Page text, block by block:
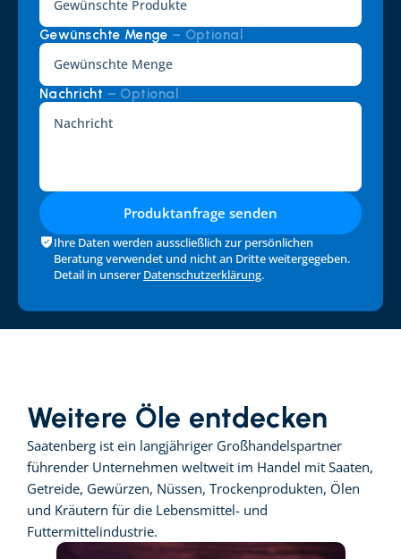
Gewünschte Menge – Optional
Nachricht – Optional
Produktanfrage senden
Ihre Daten werden ausscließlich zur persönlichen
Beratung verwendet und nicht an Dritte weitergegeben.
Detail in unserer Datenschutzerklärung.
Weitere Öle entdecken
Saatenberg ist ein langjähriger Großhandelspartner
führender Unternehmen weltweit im Handel mit Saaten,
Getreide, Gewürzen, Nüssen, Trockenprodukten, Ölen
und Kräutern für die Lebensmittel- und
Futtermittelindustrie.